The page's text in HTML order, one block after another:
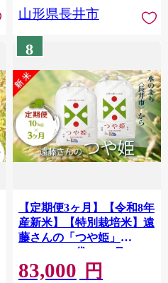
山形県長井市
8
【定期便3ヶ月】【令和8年
産新米】【特別栽培米】遠
藤さんの「つや姫」
10kg(5kg×2袋)×3ヶ月
_A148(R8)
83,000 円